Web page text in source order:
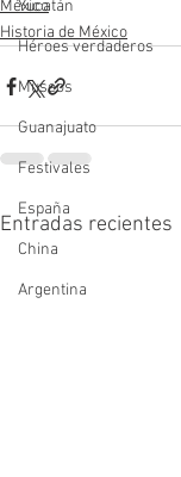
Yucatán
Héroes verdaderos
Museos
Guanajuato
Festivales
España
China
Argentina
México
Historia de México
Entradas recientes